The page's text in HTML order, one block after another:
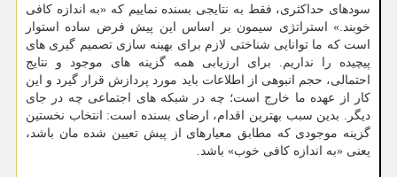
سودهای حداکثری، فقط به نتایجی بسنده نماییم که «به اندازه کافی
خوبند.» استراتژی سیمون بر اساس این پیش فرض ساده استوار
است که ما توانایی شناختی لازم برای بهینه سازی تصمیم گیری های
پیچیده را نداریم. برای ارزیابی همه گزینه های موجود و نتایج
احتمالی، حجم انبوهی از اطلاعات باید مورد پردازش قرار گیرد و این
کار از عهده ما خارج است؛ چه در شبکه های اجتماعی چه در جای
دیگر. بدین سبب بهترین اقدام، ارضای بسنده است: انتخاب نخستین
گزینه موجودی که مطابق معیارهای از پیش تعیین شده مان باشد،
یعنی «به اندازه کافی خوب» باشد.